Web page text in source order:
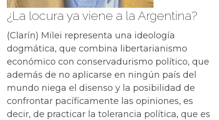
¿La locura ya viene a la Argentina?
(Clarín) Milei representa una ideología
dogmática, que combina libertarianismo
económico con conservadurismo político, que
además de no aplicarse en ningún país del
mundo niega el disenso y la posibilidad de
confrontar pacíficamente las opiniones, es
decir, de practicar la tolerancia política, que es